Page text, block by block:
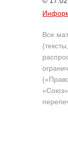
Все